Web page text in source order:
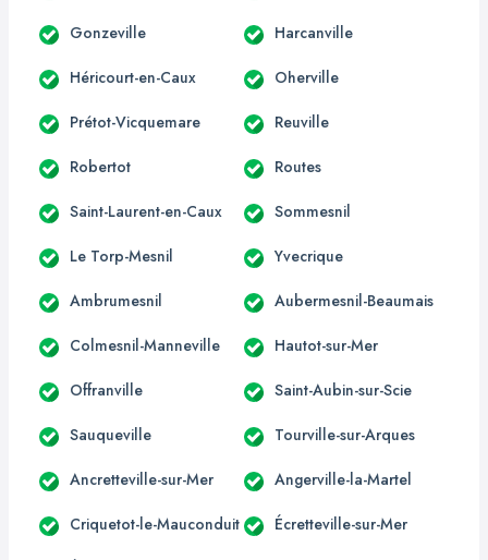
Gonzeville Harcanville
Héricourt-en-Caux Oherville
Prétot-Vicquemare Reuville
Robertot Routes
Saint-Laurent-en-Caux Sommesnil
Le Torp-Mesnil Yvecrique
Ambrumesnil Aubermesnil-Beaumais
Colmesnil-Manneville Hautot-sur-Mer
Offranville Saint-Aubin-sur-Scie
Sauqueville Tourville-sur-Arques
Ancretteville-sur-Mer Angerville-la-Martel
Criquetot-le-Mauconduit Écretteville-sur-Mer